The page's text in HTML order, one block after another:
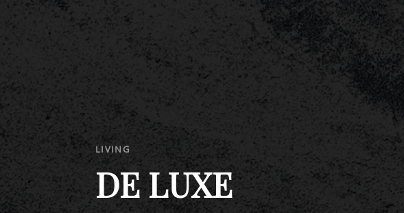
LIVING
DE LUXE